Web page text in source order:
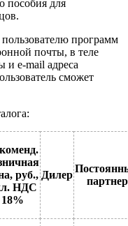
пособия для
программ
почты, в теле
и e-mail адреса
сможет
руб.,
НДС
18%
Дилер
партнер